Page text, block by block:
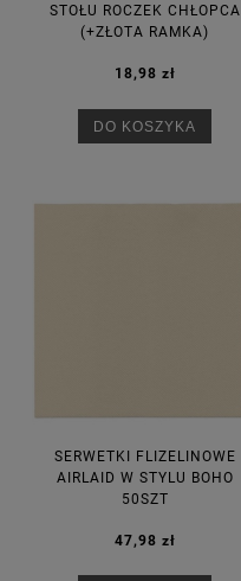
STOŁU ROCZEK CHŁOPCA
(+ZŁOTA RAMKA)
18,98 zł
DO KOSZYKA
SERWETKI FLIZELINOWE
AIRLAID W STYLU BOHO
50SZT
47,98 zł